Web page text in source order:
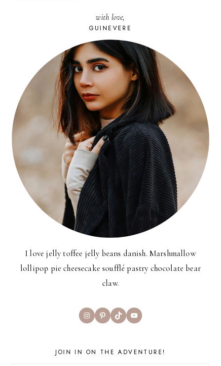
with love,
GUINEVERE
I love jelly toffee jelly beans danish. Marshmallow
lollipop pie cheesecake soufflé pastry chocolate bear
claw.
InstagramPinterest
TikTokYouTube
JOIN IN ON THE ADVENTURE!